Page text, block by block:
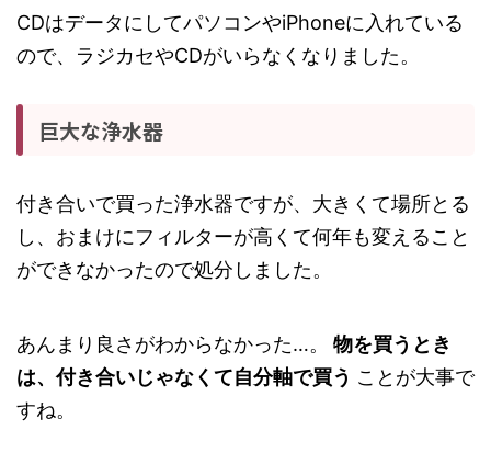
CDはデータにしてパソコンや‪iPhone‬に入れている
ので、ラジカセやCDがいらなくなりました。
巨大な浄水器
付き合いで買った浄水器ですが、大きくて場所とる
し、おまけにフィルターが高くて何年も変えること
ができなかったので処分しました。
あんまり良さがわからなかった…。
物を買うとき
は、付き合いじゃなくて自分軸で買う ことが大事で
すね。